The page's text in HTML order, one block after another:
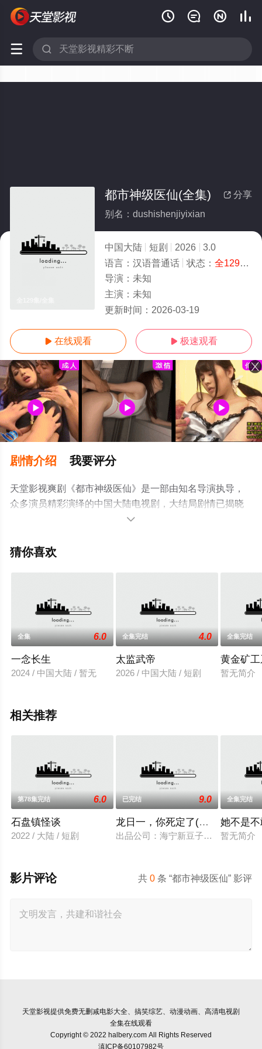
   
 
 分享
都市神级医仙(全集)
别名：dushishenjiyixian
中国大陆 短剧 2026
3.0
语言： 汉语普通话 状态： 全129集
导演： 未知
主演： 未知
更新时间： 2026-03-19
 在线观看  极速观看
剧情介绍 我要评分
天堂影视爽剧《都市神级医仙》是一部由知名导演执导，
众多演员精彩演绎的中国大陆电视剧，大结局剧情已揭晓
（全129集），手机免费观看高清未删减完整版电视剧全集
息可移步至豆瓣电视剧、电视猫或剧情网等平台了解。

猜你喜欢
全集 6.0
一念长生
2024 / 中国大陆 / 暂无
全集完结 4.0
太监武帝
2026 / 中国大陆 / 短剧
全集完结
黄金矿
暂无简介
相关推荐
第78集完结 6.0
石盘镇怪谈
2022 / 大陆 / 短剧
已完结 9.0
龙日一，你死定了(短剧)
出品公司：海宁新豆子影视传媒有限
全集完结
她不是
暂无简介
共0 条 “都市神级医仙” 影评
影片评论
天堂影视提供免费无删减电影大全、搞笑综艺、动漫动画、高清电视剧
全集在线观看
Copyright © 2022 halbery.com All Rights Reserved
滇ICP备60107982号